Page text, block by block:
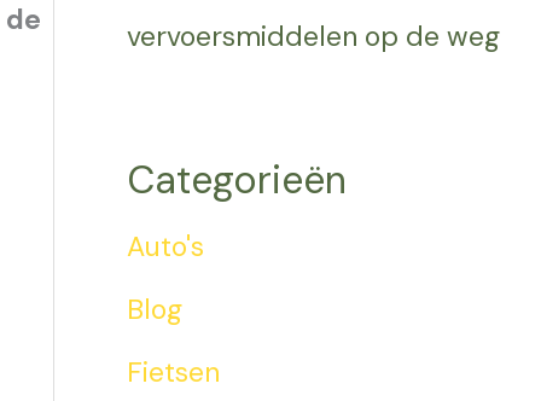
vervoersmiddelen op de weg
Categorieën
Auto's
Blog
Fietsen